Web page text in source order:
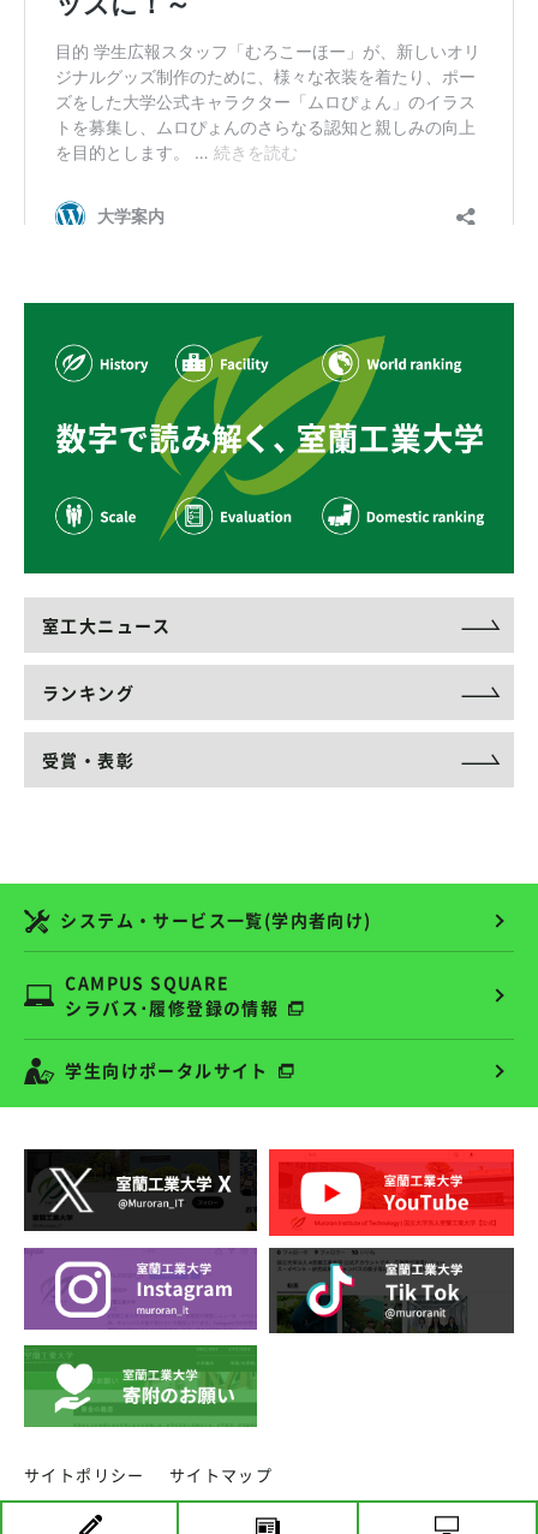
室工大ニュース
ランキング
受賞・表彰
システム・サービス一覧(学内者向け)
CAMPUS SQUARE
シラバス･履修登録の情報
学生向けポータルサイト
サイトポリシー サイトマップ
copyright ⓒ MURORAN INSTITUTE OF TECHNOLOGY.